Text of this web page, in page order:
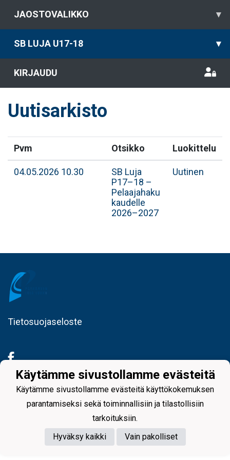
JAOSTOVALIKKO ▾
SB LUJA U17-18 ▾
KIRJAUDU
Uutisarkisto
Pvm Otsikko Luokittelu
04.05.2026 10.30
​SB Luja
P17–18 –
Pelaajahaku
kaudelle
2026–2027
Uutinen
Tietosuojaseloste
Powered by
Käytämme sivustollamme evästeitä
Käytämme sivustollamme evästeitä käyttökokemuksen
parantamiseksi sekä toiminnallisiin ja tilastollisiin
tarkoituksiin.
Hyväksy kaikki
Vain pakolliset